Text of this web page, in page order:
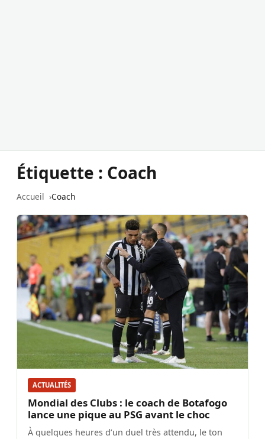
Étiquette : Coach
Accueil Coach
ACTUALITÉS
Mondial des Clubs : le coach de Botafogo
lance une pique au PSG avant le choc
À quelques heures d’un duel très attendu, le ton